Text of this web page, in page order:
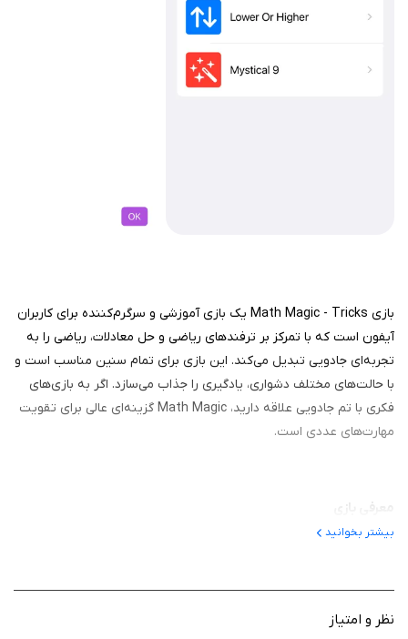
بازی Math Magic - Tricks یک بازی آموزشی و سرگرم‌کننده برای کاربران
آیفون است که با تمرکز بر ترفندهای ریاضی و حل معادلات، ریاضی را به
تجربه‌ای جادویی تبدیل می‌کند. این بازی برای تمام سنین مناسب است و
با حالت‌های مختلف دشواری، یادگیری را جذاب می‌سازد. اگر به بازی‌های
فکری با تم جادویی علاقه دارید، Math Magic گزینه‌ای عالی برای تقویت
مهارت‌های عددی است.
معرفی بازی
می‌کند. این بازی عملیات پایه مانند جمع، تفریق، ضرب و تقسیم را
پوشش می‌دهد و با داستان جادویی، ریاضی را از حالت خسته‌کننده خارج
بیشتر بخوانید
نظر و امتیاز